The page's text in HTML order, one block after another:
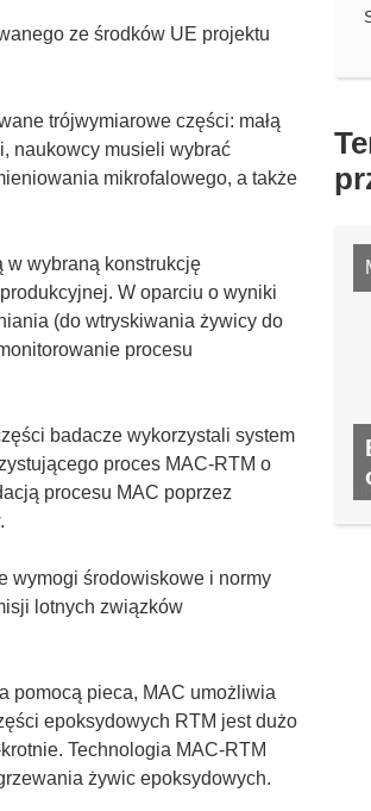
ze środków UE projektu
trójwymiarowe części: małą
naukowcy musieli wybrać
mikrofalowego, a także
wybraną konstrukcję
W oparciu o wyniki
(do wtryskiwania żywicy do
procesu
badacze wykorzystali system
proces MAC-RTM o
procesu MAC poprzez
wymogi środowiskowe i normy
lotnych związków
pomocą pieca, MAC umożliwia
epoksydowych RTM jest dużo
Technologia MAC-RTM
żywic epoksydowych.